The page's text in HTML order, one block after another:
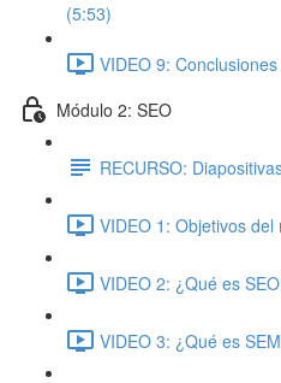
(5:53)
VIDEO 9:
Módulo 2: SEO
RECURSO:
VIDEO 1: Objetivos del
VIDEO 2: ¿Qué es
VIDEO 3: ¿Qué es